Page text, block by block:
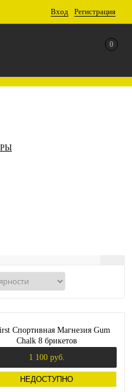
Вход Регистрация
0
Спортивная Магнезия Gum
Chalk 8 брикетов
1 100 руб.
НЕДОСТУПНО